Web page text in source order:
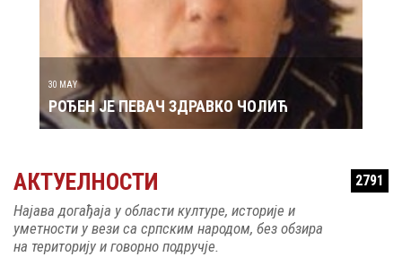
30 MAY
РОЂЕН ЈЕ ПЕВАЧ ЗДРАВКО ЧОЛИЋ
АКТУЕЛНОСТИ 2791
Најава догађаја у области културе, историје и
уметности у вези са српским народом, без обзира
на територију и говорно подручје.